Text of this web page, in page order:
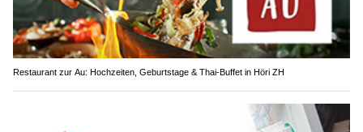
Restaurant zur Au: Hochzeiten, Geburtstage & Thai-Buffet in Höri ZH